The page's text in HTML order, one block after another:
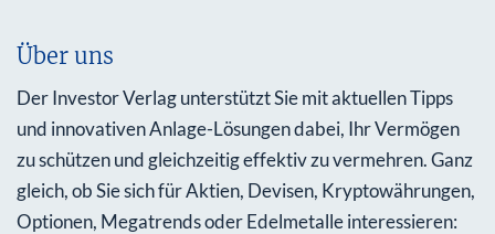
Über uns
Der Investor Verlag unterstützt Sie mit aktuellen Tipps
und innovativen Anlage-Lösungen dabei, Ihr Vermögen
zu schützen und gleichzeitig effektiv zu vermehren. Ganz
gleich, ob Sie sich für Aktien, Devisen, Kryptowährungen,
Optionen, Megatrends oder Edelmetalle interessieren: